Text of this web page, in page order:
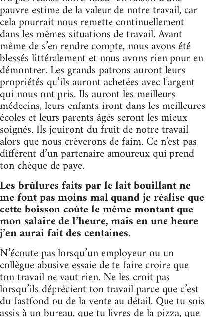
pauvre estime de la valeur de notre travail, car
cela pourrait nous remette continuellement
dans les mêmes situations de travail. Avant
même de s’en rendre compte, nous avons été
blessés littéralement et nous avons rien pour en
démontrer. Les grands patrons auront leurs
propriétés qu’ils auront achetées avec l’argent
qui nous ont pris. Ils auront les meilleurs
médecins, leurs enfants iront dans les meilleures
écoles et leurs parents âgés seront les mieux
soignés. Ils jouiront du fruit de notre travail
alors que nous crèverons de faim. Ce n’est pas
différent d’un partenaire amoureux qui prend
ton chèque de paye.
Les brûlures faits par le lait bouillant ne
me font pas moins mal quand je réalise que
cette boisson coûte le même montant que
mon salaire de l’heure, mais en une heure
j’en aurai fait des centaines.
N’écoute pas lorsqu’un employeur ou un
collègue abusive essaie de te faire croire que
ton travail ne vaut rien. Ne les croit pas
lorsqu’ils déprécient ton travail parce que c’est
du fastfood ou de la vente au détail. Que tu sois
assis à un bureau, que tu livres de la pizza, que